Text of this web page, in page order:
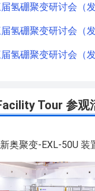
氢硼聚变研讨会（
氢硼聚变研讨会（
氢硼聚变研讨会（
Tour 参观
新奥聚变-EXL-50U 装